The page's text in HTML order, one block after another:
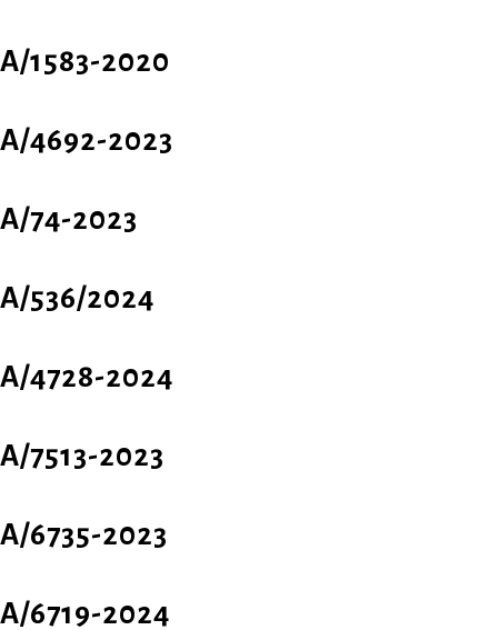
Α/1583-2020
A/4692-2023
A/74-2023
A/536/2024
Α/4728-2024
A/7513-2023
A/6735-2023
A/6719-2024